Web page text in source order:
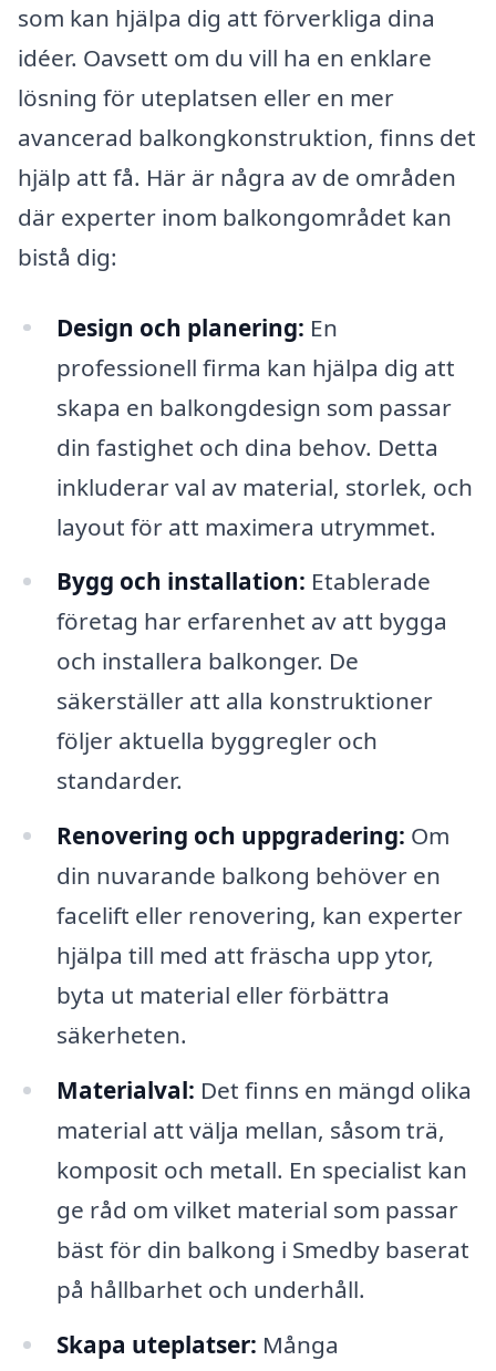
som kan hjälpa dig att förverkliga dina
idéer. Oavsett om du vill ha en enklare
lösning för uteplatsen eller en mer
avancerad balkongkonstruktion, finns det
hjälp att få. Här är några av de områden
där experter inom balkongområdet kan
bistå dig:
Design och planering: En
professionell firma kan hjälpa dig att
skapa en balkongdesign som passar
din fastighet och dina behov. Detta
inkluderar val av material, storlek, och
layout för att maximera utrymmet.
Bygg och installation: Etablerade
företag har erfarenhet av att bygga
och installera balkonger. De
säkerställer att alla konstruktioner
följer aktuella byggregler och
standarder.
Renovering och uppgradering: Om
din nuvarande balkong behöver en
facelift eller renovering, kan experter
hjälpa till med att fräscha upp ytor,
byta ut material eller förbättra
säkerheten.
Materialval: Det finns en mängd olika
material att välja mellan, såsom trä,
komposit och metall. En specialist kan
ge råd om vilket material som passar
bäst för din balkong i Smedby baserat
på hållbarhet och underhåll.
Skapa uteplatser: Många